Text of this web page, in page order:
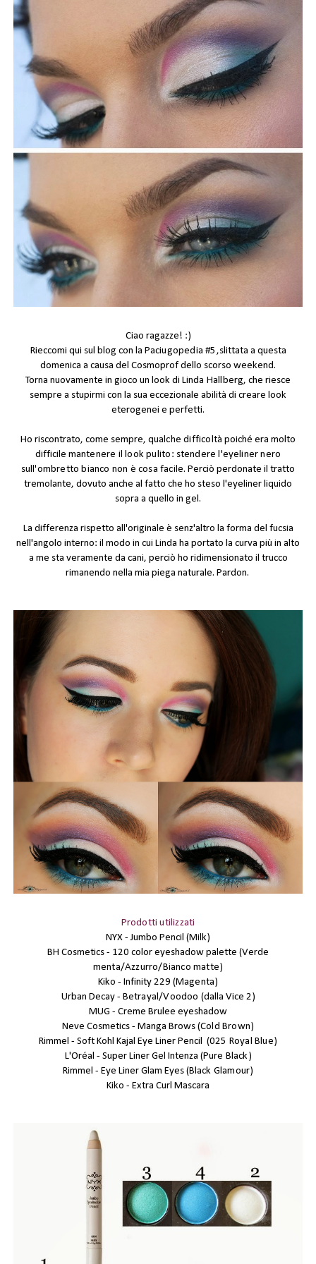
Ciao ragazze! :)
Rieccomi qui sul blog con la Paciugopedia #5 ,slittata a questa
domenica a causa del Cosmoprof dello scorso weekend.
Torna nuovamente in gioco un look di Linda Hallberg, che riesce
sempre a stupirmi con la sua eccezionale abilità di creare look
eterogenei e perfetti.
Ho riscontrato, come sempre, qualche difficoltà poiché era molto
difficile mantenere il look pulito : stendere l'eyeliner nero
sull'ombretto bianco non è cosa facile. Perciò perdonate il tratto
tremolante, dovuto anche al fatto che ho steso l'eyeliner liquido
sopra a quello in gel.
La differenza rispetto all'originale è senz'altro la forma del fucsia
nell'angolo interno: il modo in cui Linda ha portato la curva più in alto
a me sta veramente da cani, perciò ho ridimensionato il trucco
rimanendo nella mia piega naturale. Pardon.
Prodotti utilizzati
NYX - Jumbo Pencil (Milk)
BH Cosmetics - 120 color eyeshadow palette (Verde
menta/Azzurro/Bianco matte)
Kiko - Infinity 229 (Magenta)
Urban Decay - Betrayal/Voodoo (dalla Vice 2)
MUG - Creme Brulee eyeshadow
Neve Cosmetics - Manga Brows (Cold Brown)
Rimmel - Soft Kohl Kajal Eye Liner Pencil (025 Royal Blue)
L'Oréal - Super Liner Gel Intenza (Pure Black)
Rimmel - Eye Liner Glam Eyes (Black Glamour)
Kiko - Extra Curl Mascara